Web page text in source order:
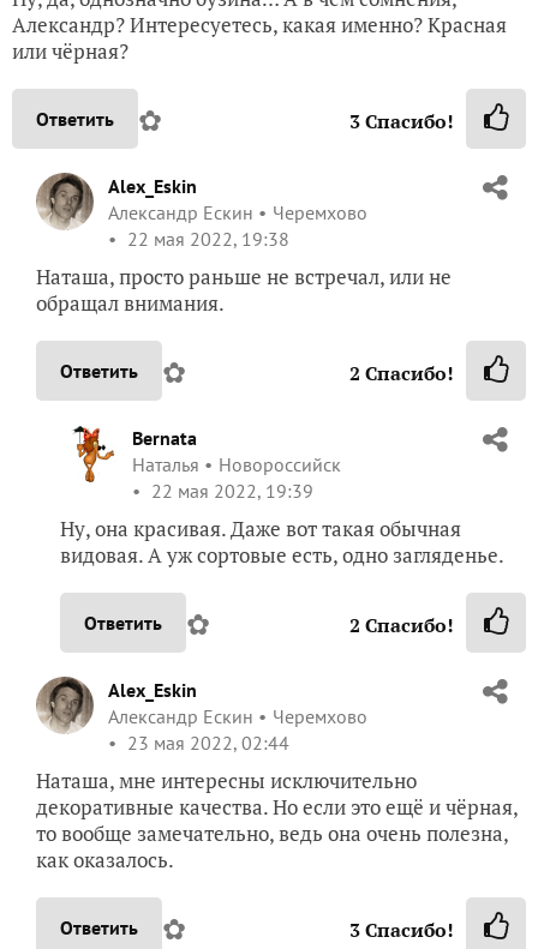
Александр? Интересуетесь, какая именно? Красная
или чёрная?
Ответить ✿ 3Спасибо!
Alex_Eskin
Александр Ескин
Черемхово
22 мая 2022, 19:38
Наташа, просто раньше не встречал, или не
обращал внимания.
Ответить ✿ 2 Спасибо!
Bernata
Наталья
Новороссийск
22 мая 2022, 19:39
Ну, она красивая. Даже вот такая обычная
видовая. А уж сортовые есть, одно загляденье.
Ответить ✿ 2 Спасибо!
Alex_Eskin
Александр Ескин
Черемхово
23 мая 2022, 02:44
Наташа, мне интересны исключительно
декоративные качества. Но если это ещё и чёрная,
то вообще замечательно, ведь она очень полезна,
как оказалось.
Ответить ✿ 3Спасибо!